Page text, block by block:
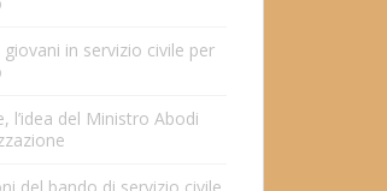
in servizio civile per
l’idea del Ministro Abodi